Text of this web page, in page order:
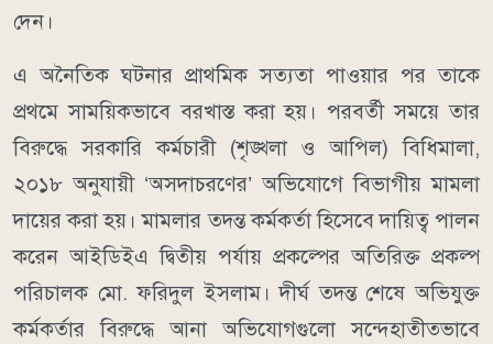
দেন।
এ অনৈতিক ঘটনার প্রাথমিক সত্যতা পাওয়ার পর তাকে
প্রথমে সাময়িকভাবে বরখাস্ত করা হয়। পরবর্তী সময়ে তার
বিরুদ্ধে সরকারি কর্মচারী (শৃঙ্খলা ও আপিল) বিধিমালা,
২০১৮ অনুযায়ী ‘অসদাচরণের’ অভিযোগে বিভাগীয় মামলা
দায়ের করা হয়। মামলার তদন্ত কর্মকর্তা হিসেবে দায়িত্ব পালন
করেন আইডিইএ দ্বিতীয় পর্যায় প্রকল্পের অতিরিক্ত প্রকল্প
পরিচালক মো. ফরিদুল ইসলাম। দীর্ঘ তদন্ত শেষে অভিযুক্ত
কর্মকর্তার বিরুদ্ধে আনা অভিযোগগুলো সন্দেহাতীতভাবে